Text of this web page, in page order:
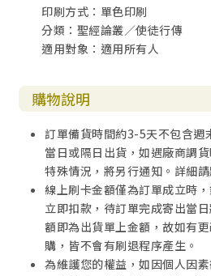
印刷方式：單色印刷
分類：聖經論叢／使徒行傳
適用對象：適用所有人
購物說明
訂單備貨時間約3-5天不包含週
當日或隔日出貨，如遇廠商調
特殊情況，將另行通知。詳細
線上刷卡金額僅為訂單成立時
立即扣款，待訂單完成寄出當
額即為出貨單上金額，故如有
購，皆不會有刷退程序產生。
為維護您的權益，如因個人因